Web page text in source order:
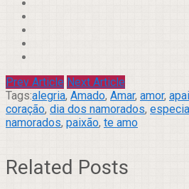
Prev Article Next Article
Tags:alegria, Amado, Amar, amor,
coração, dia dos namorados,
namorados, paixão, te amo
Related Posts